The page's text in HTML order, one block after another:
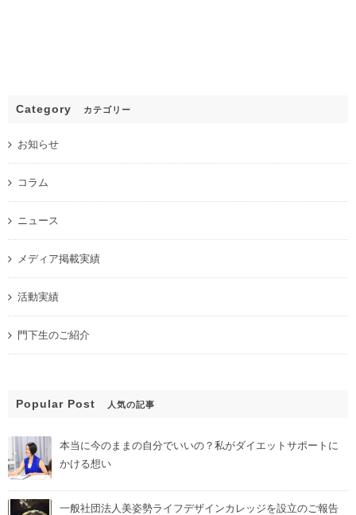
Category カテゴリー
お知らせ
コラム
ニュース
メディア掲載実績
活動実績
門下生のご紹介
Popular Post 人気の記事
本当に今のままの自分でいいの？私がダイエットサポートに
かける想い
一般社団法人美姿勢ライフデザインカレッジを設立のご報告